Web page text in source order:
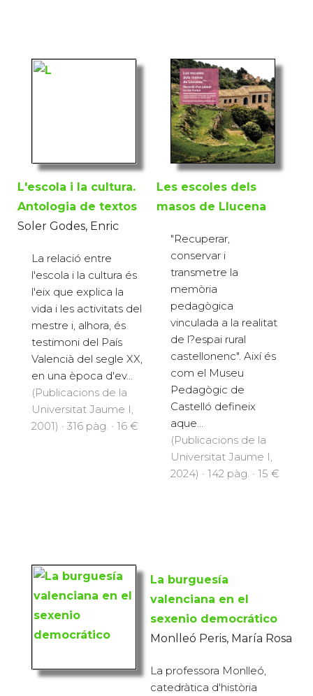
L'escola i la cultura.
Antologia de textos
Soler Godes, Enric
La relació entre
l'escola i la cultura és
l'eix que explica la
vida i les activitats del
mestre i, alhora, és
testimoni del País
Valencià del segle XX,
en una època d'ev...
(Publicacions de la
Universitat Jaume I,
2001) · 316 pàg. · 16 €
Les escoles dels
masos de Llucena
"Recuperar,
conservar i
transmetre la
memòria
pedagògica
vinculada a la realitat
de l?espai rural
castellonenc". Així és
com el Museu
Pedagògic de
Castelló defineix
aque...
(Publicacions de la
Universitat Jaume I,
2024) · 142 pàg. · 15 €
La burguesía
valenciana en el
sexenio democrático
Monlleó Peris, María Rosa
La professora Monlleó,
catedràtica d'història